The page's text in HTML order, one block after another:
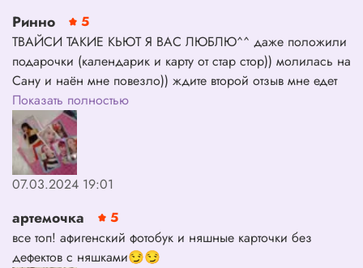
Ринно
5
ТВАЙСИ ТАКИЕ КЬЮТ Я ВАС ЛЮБЛЮ^^ даже положили
подарочки (календарик и карту от стар стор)) молилась на
Сану и наён мне повезло)) ждите второй отзыв мне едет
ещё такой ~
Показать полностью
07.03.2024 19:01
артемочка
5
все топ! афигенский фотобук и няшные карточки без
дефектов с няшками😏😏